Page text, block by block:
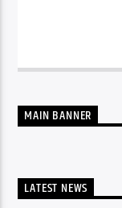
MAIN BANNER
LATEST NEWS